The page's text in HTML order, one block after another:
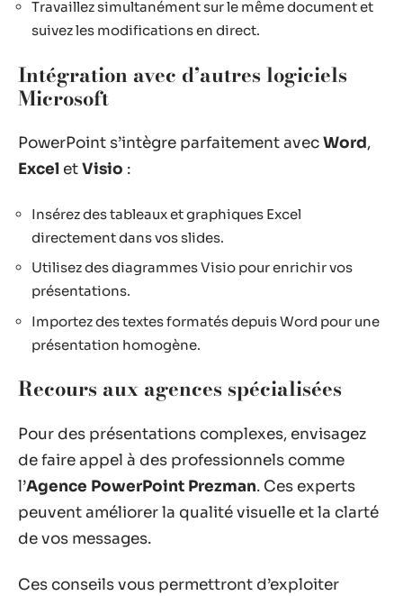
Travaillez simultanément sur le même document et
suivez les modifications en direct.
Intégration avec d’autres logiciels
Microsoft
PowerPoint s’intègre parfaitement avecWord,
Excel etVisio :
Insérez des tableaux et graphiques Excel
directement dans vos slides.
Utilisez des diagrammes Visio pour enrichir vos
présentations.
Importez des textes formatés depuis Word pour une
présentation homogène.
Recours aux agences spécialisées
Pour des présentations complexes, envisagez
de faire appel à des professionnels comme
l’Agence PowerPoint Prezman. Ces experts
peuvent améliorer la qualité visuelle et la clarté
de vos messages.
Ces conseils vous permettront d’exploiter